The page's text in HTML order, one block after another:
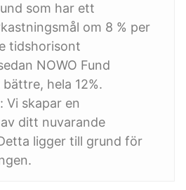
som har ett
om 8 % per
tidshorisont
NOWO Fund
hela 12%.
Vi skapar en
ditt nuvarande
ligger till grund för